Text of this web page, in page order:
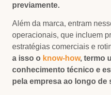
previamente.
Além da marca, entram
operacionais, que incluem
estratégias comerciais e
a isso o know-how, termo
conhecimento técnico e
pela empresa ao longo de